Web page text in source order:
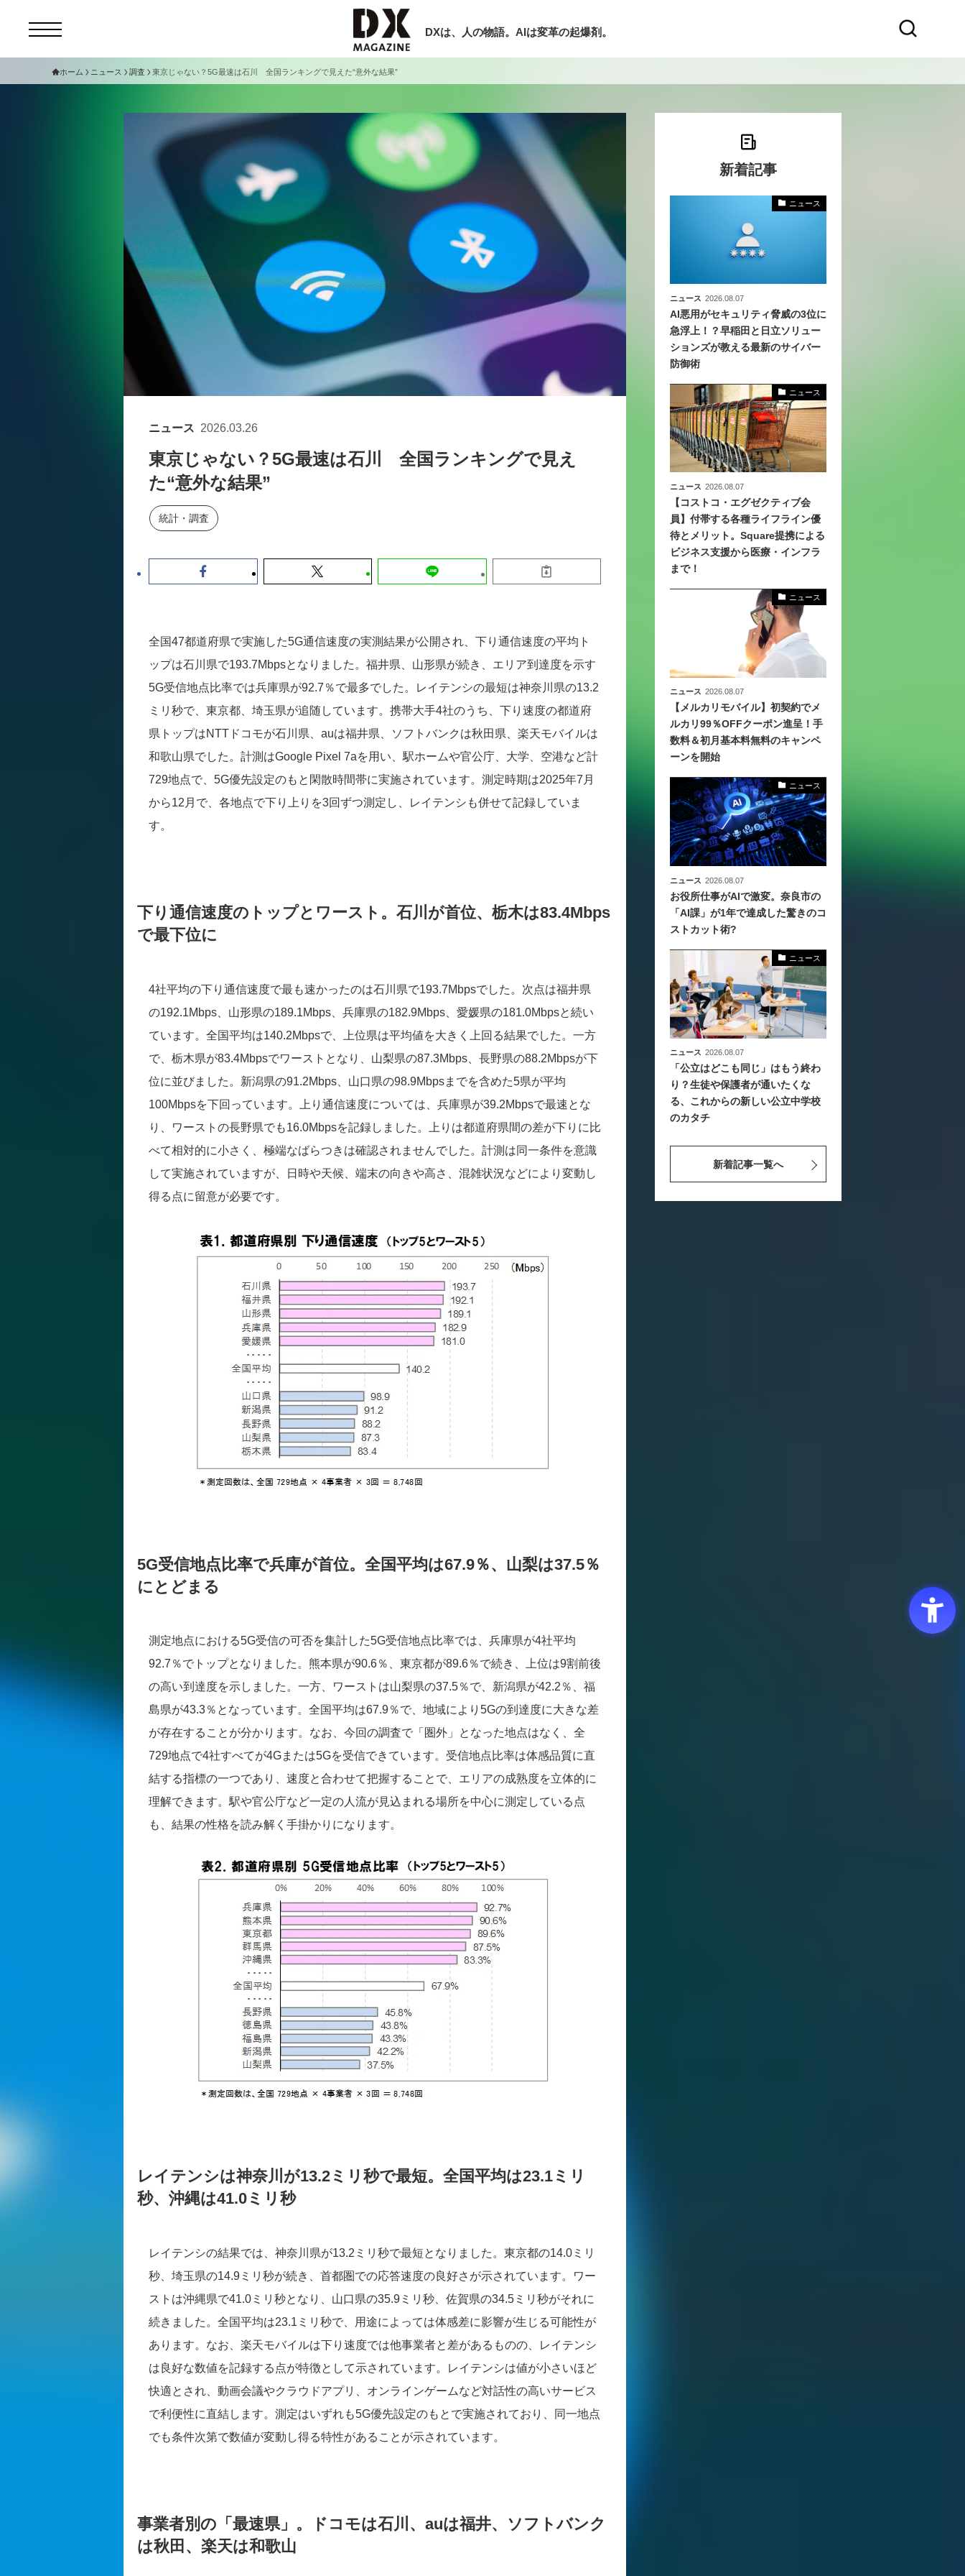
DXは、人の物語。AIは変革の起爆剤。
セミナー ニュース
サービスメニュー 日本オムニチャネル協会
トップページ
特集
動画
サイトマップ
個人情報保護法について
採用情報
現在開催予定のセミナー
セミナー
【8/12開催】「イノベーションを数値化
する」～投資される事業の基準と、終活
DX「SouSou」に学ぶ資金調達・巻き込
2026-06-10
セミナー
【9/30開催】AIで何でもできる時代に、
なぜ「DX人財」というキャリアが求めら
れるのか
ホーム ニュース 調査 東京じゃない？5G最速は石川 全国ランキングで見えた“意外な結果”
ニュース 2026.03.26
東京じゃない？5G最速は石川 全国ランキングで見え
た“意外な結果”
統計・調査
全国47都道府県で実施した5G通信速度の実測結果が公開され、下り通信速度の平均ト
ップは石川県で193.7Mbpsとなりました。福井県、山形県が続き、エリア到達度を示す
5G受信地点比率では兵庫県が92.7％で最多でした。レイテンシの最短は神奈川県の13.2
ミリ秒で、東京都、埼玉県が追随しています。携帯大手4社のうち、下り速度の都道府
県トップはNTTドコモが石川県、auは福井県、ソフトバンクは秋田県、楽天モバイルは
和歌山県でした。計測はGoogle Pixel 7aを用い、駅ホームや官公庁、大学、空港など計
729地点で、5G優先設定のもと閑散時間帯に実施されています。測定時期は2025年7月
から12月で、各地点で下り上りを3回ずつ測定し、レイテンシも併せて記録していま
す。
下り通信速度のトップとワースト。石川が首位、栃木は83.4Mbps
で最下位に
4社平均の下り通信速度で最も速かったのは石川県で193.7Mbpsでした。次点は福井県
の192.1Mbps、山形県の189.1Mbps、兵庫県の182.9Mbps、愛媛県の181.0Mbpsと続い
ています。全国平均は140.2Mbpsで、上位県は平均値を大きく上回る結果でした。一方
で、栃木県が83.4Mbpsでワーストとなり、山梨県の87.3Mbps、長野県の88.2Mbpsが下
位に並びました。新潟県の91.2Mbps、山口県の98.9Mbpsまでを含めた5県が平均
100Mbpsを下回っています。上り通信速度については、兵庫県が39.2Mbpsで最速とな
り、ワーストの長野県でも16.0Mbpsを記録しました。上りは都道府県間の差が下りに比
べて相対的に小さく、極端なばらつきは確認されませんでした。計測は同一条件を意識
して実施されていますが、日時や天候、端末の向きや高さ、混雑状況などにより変動し
得る点に留意が必要です。
5G受信地点比率で兵庫が首位。全国平均は67.9％、山梨は37.5％
にとどまる
測定地点における5G受信の可否を集計した5G受信地点比率では、兵庫県が4社平均
92.7％でトップとなりました。熊本県が90.6％、東京都が89.6％で続き、上位は9割前後
の高い到達度を示しました。一方、ワーストは山梨県の37.5％で、新潟県が42.2％、福
島県が43.3％となっています。全国平均は67.9％で、地域により5Gの到達度に大きな差
が存在することが分かります。なお、今回の調査で「圏外」となった地点はなく、全
729地点で4社すべてが4Gまたは5Gを受信できています。受信地点比率は体感品質に直
結する指標の一つであり、速度と合わせて把握することで、エリアの成熟度を立体的に
理解できます。駅や官公庁など一定の人流が見込まれる場所を中心に測定している点
も、結果の性格を読み解く手掛かりになります。
レイテンシは神奈川が13.2ミリ秒で最短。全国平均は23.1ミリ
秒、沖縄は41.0ミリ秒
レイテンシの結果では、神奈川県が13.2ミリ秒で最短となりました。東京都の14.0ミリ
秒、埼玉県の14.9ミリ秒が続き、首都圏での応答速度の良好さが示されています。ワー
ストは沖縄県で41.0ミリ秒となり、山口県の35.9ミリ秒、佐賀県の34.5ミリ秒がそれに
続きました。全国平均は23.1ミリ秒で、用途によっては体感差に影響が生じる可能性が
あります。なお、楽天モバイルは下り速度では他事業者と差があるものの、レイテンシ
は良好な数値を記録する点が特徴として示されています。レイテンシは値が小さいほど
快適とされ、動画会議やクラウドアプリ、オンラインゲームなど対話性の高いサービス
で利便性に直結します。測定はいずれも5G優先設定のもとで実施されており、同一地点
でも条件次第で数値が変動し得る特性があることが示されています。
事業者別の「最速県」。ドコモは石川、auは福井、ソフトバンク
は秋田、楽天は和歌山
新着記事
ニュース
ニュース 2026.08.07
AI悪用がセキュリティ脅威の3位に
急浮上！？早稲田と日立ソリュー
ションズが教える最新のサイバー
防御術
ニュース
ニュース 2026.08.07
【コストコ・エグゼクティブ会
員】付帯する各種ライフライン優
待とメリット。Square提携による
ビジネス支援から医療・インフラ
まで！
ニュース
ニュース 2026.08.07
【メルカリモバイル】初契約でメ
ルカリ99％OFFクーポン進呈！手
数料＆初月基本料無料のキャンペ
ーンを開始
ニュース
ニュース 2026.08.07
お役所仕事がAIで激変。奈良市の
「AI課」が1年で達成した驚きのコ
ストカット術?
ニュース
ニュース 2026.08.07
「公立はどこも同じ」はもう終わ
り？生徒や保護者が通いたくな
る、これからの新しい公立中学校
のカタチ
新着記事一覧へ